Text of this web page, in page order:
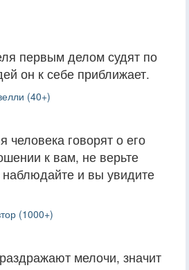
первым делом судят по
он к себе приближает.
(40+)
человека говорят о его
к вам, не верьте
и вы увидите
(1000+)
мелочи, значит